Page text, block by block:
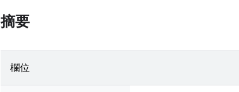
摘要
欄位